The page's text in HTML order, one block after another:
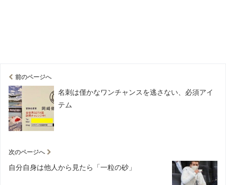
前のページへ
名刺は僅かなワンチャンスを逃さない、必須アイ
テム
次のページへ
自分自身は他人から見たら「一粒の砂」